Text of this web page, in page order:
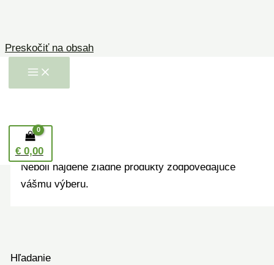
Preskočiť na obsah
€0,00
Hľadanie
Domov
pleti prateľné”
tampóny na čistenie
pleti prateľné
Neboli nájdené žiadne produkty zodpovedajúce
vášmu výberu.